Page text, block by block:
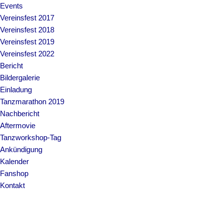
Events
Vereinsfest 2017
Vereinsfest 2018
Vereinsfest 2019
Vereinsfest 2022
Bericht
Bildergalerie
Einladung
Tanzmarathon 2019
Nachbericht
Aftermovie
Tanzworkshop-Tag
Ankündigung
Kalender
Fanshop
Kontakt